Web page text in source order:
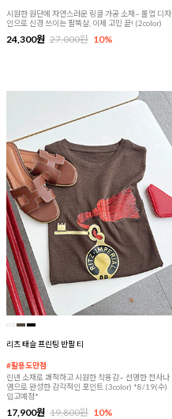
시원한 원단에 자연스러운 링클 가공 소재~ 롤업 디자
인으로 신경 쓰이는 팔뚝살, 이제 고민 끝! (2color)
24,300원 27,000원 10%
리츠 태슬 프린팅 반팔 티
#활용도만점
린넨 소재로 쾌적하고 시원한 착용감~ 선명한 전사나
염으로 완성한 감각적인 포인트 (3color) *8/19(수)
입고예정*
17,900원 19,800원 10%